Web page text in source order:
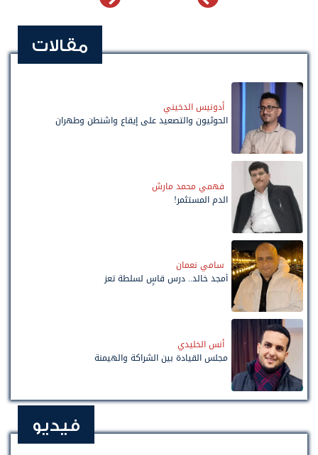
مقالات
أدونيس الدخيني
الحوثيون والتصعيد على إيقاع واشنطن وطهران
فهمي محمد مارش
الدم المستثمر!
سامي نعمان
أمجد خالد.. درس قاسٍ لسلطة تعز
أنس الخليدي
مجلس القيادة بين الشراكة والهيمنة
فيديو